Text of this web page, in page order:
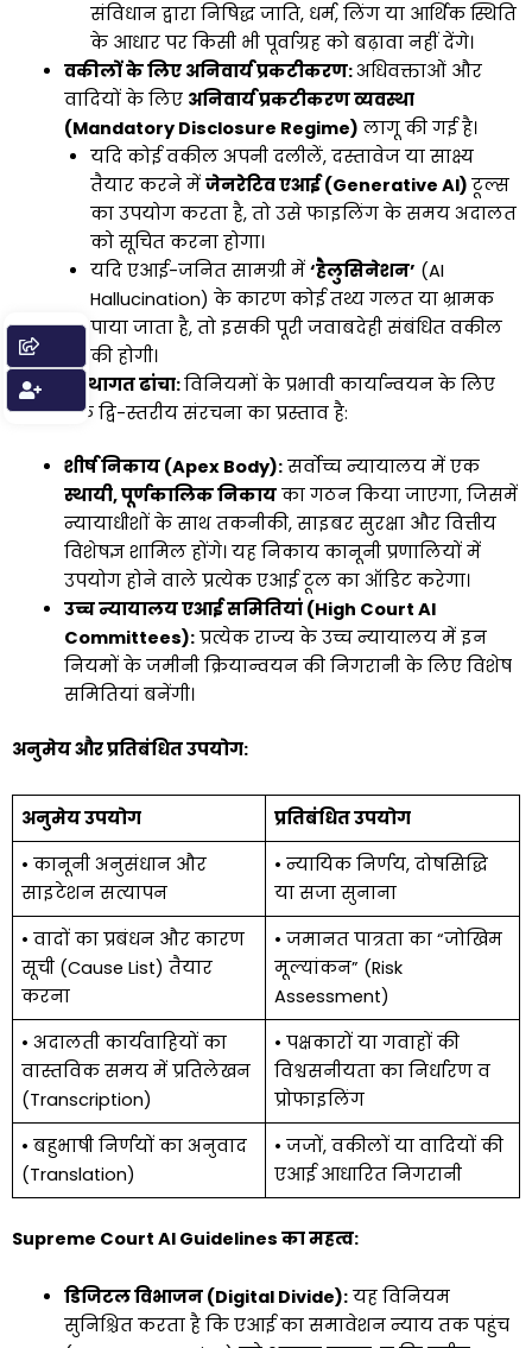
संविधान द्वारा निषिद्ध जाति, धर्म, लिंग या आर्थिक स्थिति
के आधार पर किसी भी पूर्वाग्रह को बढ़ावा नहीं देंगे।
वकीलों के लिए अनिवार्य प्रकटीकरण:अधिवक्ताओं और
वादियों के लिए अनिवार्य प्रकटीकरण व्यवस्था
(Mandatory Disclosure Regime) लागू की गई है।
यदि कोई वकील अपनी दलीलें, दस्तावेज या साक्ष्य
तैयार करने में जेनरेटिव एआई (Generative AI) टूल्स
का उपयोग करता है, तो उसे फाइलिंग के समय अदालत
को सूचित करना होगा।
यदि एआई-जनित सामग्री में ‘हैलुसिनेशन’ (AI
Hallucination) के कारण कोई तथ्य गलत या भ्रामक
पाया जाता है, तो इसकी पूरी जवाबदेही संबंधित वकील
की होगी।
संस्थागत ढांचा:विनियमों के प्रभावी कार्यान्वयन के लिए
एक द्वि-स्तरीय संरचना का प्रस्ताव है:
शीर्ष निकाय (Apex Body):सर्वोच्च न्यायालय में एक
स्थायी, पूर्णकालिक निकायका गठन किया जाएगा, जिसमें
न्यायाधीशों के साथ तकनीकी, साइबर सुरक्षा और वित्तीय
विशेषज्ञ शामिल होंगे। यह निकाय कानूनी प्रणालियों में
उपयोग होने वाले प्रत्येक एआई टूल का ऑडिट करेगा।
उच्च न्यायालय एआई समितियां (High Court AI
Committees):प्रत्येक राज्य के उच्च न्यायालय में इन
नियमों के जमीनी क्रियान्वयन की निगरानी के लिए विशेष
समितियां बनेंगी।
अनुमेय और प्रतिबंधित उपयोग:
अनुमेय उपयोग
प्रतिबंधित उपयोग
• कानूनी अनुसंधान और
साइटेशन सत्यापन
• न्यायिक निर्णय, दोषसिद्धि
या सजा सुनाना
• वादों का प्रबंधन और कारण
सूची (Cause List) तैयार
करना
• जमानत पात्रता का “जोखिम
मूल्यांकन” (Risk
Assessment)
• अदालती कार्यवाहियों का
वास्तविक समय में प्रतिलेखन
(Transcription)
• पक्षकारों या गवाहों की
विश्वसनीयता का निर्धारण व
प्रोफाइलिंग
• बहुभाषी निर्णयों का अनुवाद
(Translation)
• जजों, वकीलों या वादियों की
एआई आधारित निगरानी
Supreme Court AI Guidelines का महत्व:
डिजिटल विभाजन (Digital Divide):यह विनियम
सुनिश्चित करता है कि एआई का समावेशन न्याय तक पहुंच